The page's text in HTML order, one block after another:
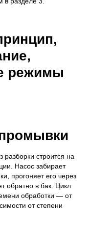
режимы
разборки строится на
Насос забирает
прогоняет его через
обратно в бак. Цикл
обработки — от
от степени